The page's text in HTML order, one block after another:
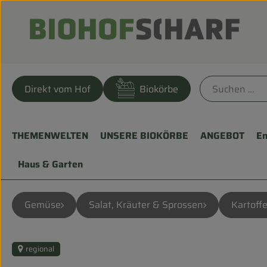
Direkt vom Hof Biokörbe
THEMENWELTEN UNSERE BIOKÖRBE ANGEBOT
Haus & Garten
Gemüse Salat, Kräuter & Sprossen
regional